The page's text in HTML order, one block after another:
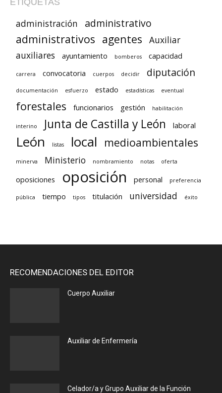
ETIQUETAS
administración administrativo
administrativos agentes
Auxiliar
auxiliares
ayuntamiento bomberos capacidad
carrera convocatoria cuerpos decidir diputación
documentación esfuerzo estado estadísticas eventual
forestales funcionarios gestión habilitación
interino Junta de Castilla y León laboral
León listas local medioambientales
minerva Ministerio nombramiento notas oferta
oposiciones oposición personal preferencia
pública tiempo tipos titulación universidad éxito
RECOMENDACIONES DEL EDITOR
Cuerpo Auxiliar
Auxiliar de Enfermería
Celador/a y Grupo Auxiliar de la Función